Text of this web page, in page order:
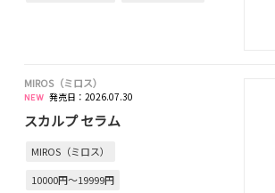
MIROS（ミロス）
発売日：2026.07.30
スカルプ セラム
MIROS（ミロス）
10000円～19999円